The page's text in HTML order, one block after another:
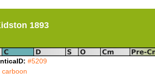
1893
#5209
carboon